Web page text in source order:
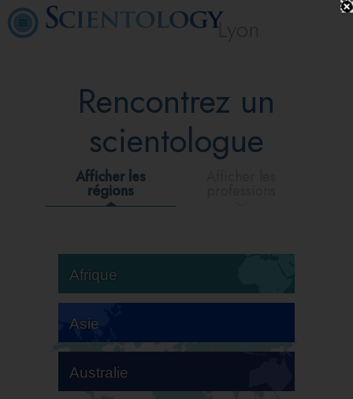
Lyon
Rencontrez un
scientologue
Afficher les
régions
Afrique
Asie
Australie